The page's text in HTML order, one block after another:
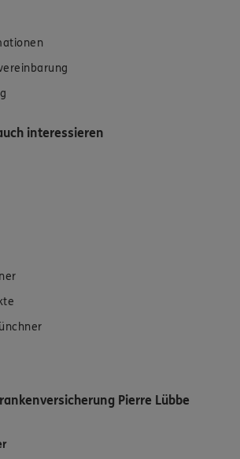
interessieren
Pierre Lübbe